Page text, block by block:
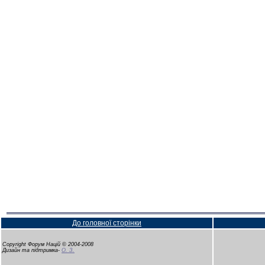
До головної сторінки
Copyright Форум Націй © 2004-2008
Дизайн та підтримка- О. З.